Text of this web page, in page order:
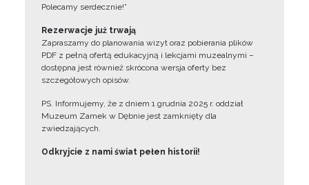
Polecamy serdecznie!”
Rezerwacje już trwają
Zapraszamy do planowania wizyt oraz pobierania plików
PDF z pełną ofertą edukacyjną i lekcjami muzealnymi –
dostępna jest również skrócona wersja oferty bez
szczegółowych opisów.
PS. Informujemy, że z dniem 1 grudnia 2025 r. oddział
Muzeum Zamek w Dębnie jest zamknięty dla
zwiedzających.
Odkryjcie z nami świat pełen historii!